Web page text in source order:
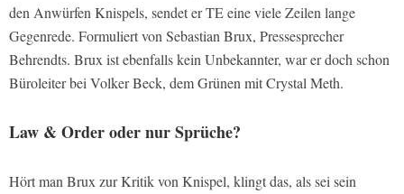
den Anwürfen Knispels, sendet er TE eine viele Zeilen lange
Gegenrede. Formuliert von Sebastian Brux, Pressesprecher
Behrendts. Brux ist ebenfalls kein Unbekannter, war er doch schon
Büroleiter bei Volker Beck, dem Grünen mit Crystal Meth.
Law & Order oder nur Sprüche?
Hört man Brux zur Kritik von Knispel, klingt das, als sei sein